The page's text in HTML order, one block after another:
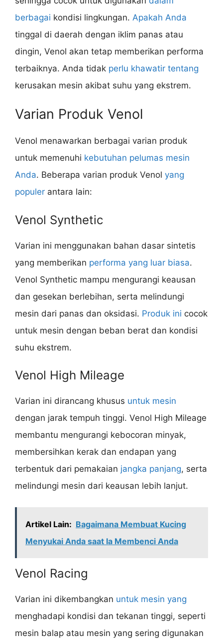
berbagai kondisi lingkungan. Apakah Anda
tinggal di daerah dengan iklim panas atau
dingin, Venol akan tetap memberikan performa
terbaiknya. Anda tidak perlu khawatir tentang
kerusakan mesin akibat suhu yang ekstrem.
Varian Produk Venol
Venol menawarkan berbagai varian produk
untuk memenuhi kebutuhan pelumas mesin
Anda. Beberapa varian produk Venol yang
populer antara lain:
Venol Synthetic
Varian ini menggunakan bahan dasar sintetis
yang memberikan performa yang luar biasa.
Venol Synthetic mampu mengurangi keausan
dan gesekan berlebihan, serta melindungi
mesin dari panas dan oksidasi. Produk ini cocok
untuk mesin dengan beban berat dan kondisi
suhu ekstrem.
Venol High Mileage
Varian ini dirancang khusus untuk mesin
dengan jarak tempuh tinggi. Venol High Mileage
membantu mengurangi kebocoran minyak,
membersihkan kerak dan endapan yang
terbentuk dari pemakaian jangka panjang, serta
melindungi mesin dari keausan lebih lanjut.
Artikel Lain: Bagaimana Membuat Kucing
Menyukai Anda saat Ia Membenci Anda
Venol Racing
Varian ini dikembangkan untuk mesin yang
menghadapi kondisi dan tekanan tinggi, seperti
mesin balap atau mesin yang sering digunakan